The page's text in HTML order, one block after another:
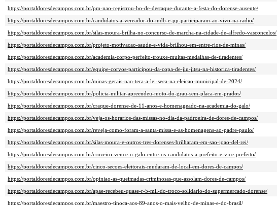
https://portaldoresdecampos.com.br/pm-nao-registrou-bo-de-destaque-durante-a-festa-do-dorense-ausente/
https://portaldoresdecampos.com.br/candidatos-a-vereador-do-mdb-e-pp-participaram-ao-vivo-na-radio/
https://portaldoresdecampos.com.br/silas-moura-brilha-no-concurso-de-marcha-na-cidade-de-alfredo-vasconcelos/
https://portaldoresdecampos.com.br/projeto-motivacao-saude-e-vida-brilhou-em-entre-rios-de-minas/
https://portaldoresdecampos.com.br/academia-corpo-perfeito-trouxe-muitas-medalhas-de-tiradentes/
https://portaldoresdecampos.com.br/equipe-corvos-participou-da-copa-de-jiu-jitsu-na-historica-tiradentes/
https://portaldoresdecampos.com.br/minas-gerais-nao-tera-a-lei-seca-na-eleicao-municipal-de-2024/
https://portaldoresdecampos.com.br/policia-militar-apreendeu-moto-do-grau-sem-placa-em-prados/
https://portaldoresdecampos.com.br/craque-dorense-de-11-anos-e-homenageado-na-academia-do-galo/
https://portaldoresdecampos.com.br/veja-os-horarios-das-missas-no-dia-da-padroeira-de-dores-de-campos/
https://portaldoresdecampos.com.br/reveja-como-foram-a-santa-missa-e-as-homenagens-ao-padre-paulo/
https://portaldoresdecampos.com.br/silas-moura-e-outros-tres-dorenses-brilharam-em-sao-joao-del-rei/
https://portaldoresdecampos.com.br/cruzeiro-vence-o-galo-entre-os-candidatos-a-prefeito-e-vice-prefeito/
https://portaldoresdecampos.com.br/cinco-secoes-eleitorais-mudaram-de-local-em-dores-de-campos/
https://portaldoresdecampos.com.br/opiniao-as-queimadas-criminosas-que-assolam-dores-de-campos/
https://portaldoresdecampos.com.br/apae-recebeu-quase-r-5-mil-do-troco-solidario-do-supermercado-dorense/
https://portaldoresdecampos.com.br/maestro-tinoca-aos-89-anos-o-mais-velho-de-minas-e-do-brasil/